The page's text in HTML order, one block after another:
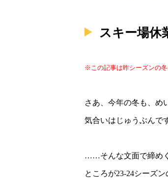
スキー場休
※この記事は昨シーズンの冬
さあ、今年の冬も、め
気合いはじゅうぶんで
……そんな文面で締め
ところが23-24シーズ